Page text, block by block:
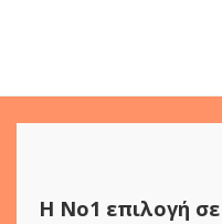
Η Νο1 επιλογή σε